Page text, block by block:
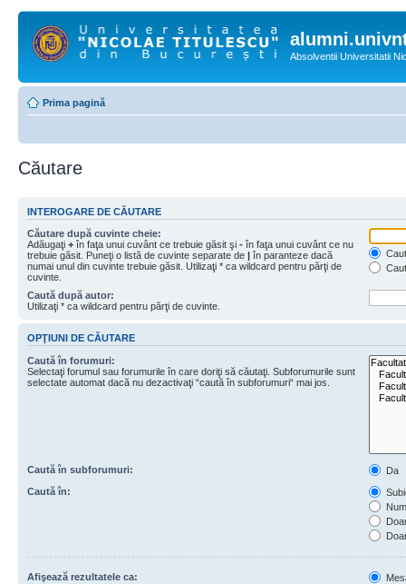
Absolventii Universitatii
Prima pagină
Căutare
INTEROGARE DE CĂUTARE
Căutare după cuvinte cheie:
Adăugaţi + în faţa unui cuvânt ce trebuie găsit şi - în faţa unui cuvânt ce nu
trebuie găsit. Puneţi o listă de cuvinte separate de | în paranteze dacă
numai unul din cuvinte trebuie găsit. Utilizaţi * ca wildcard pentru părţi de
cuvinte.
Caută după autor:
Utilizaţi * ca wildcard pentru părţi de cuvinte.
OPŢIUNI DE CĂUTARE
Caută în forumuri:
Selectaţi forumul sau forumurile în care doriţi să căutaţi. Subforumurile sunt
selectate automat dacă nu dezactivaţi “caută în subforumuri“ mai jos.
Caută în subforumuri:
Da
Caută în:
Afişează rezultatele ca: